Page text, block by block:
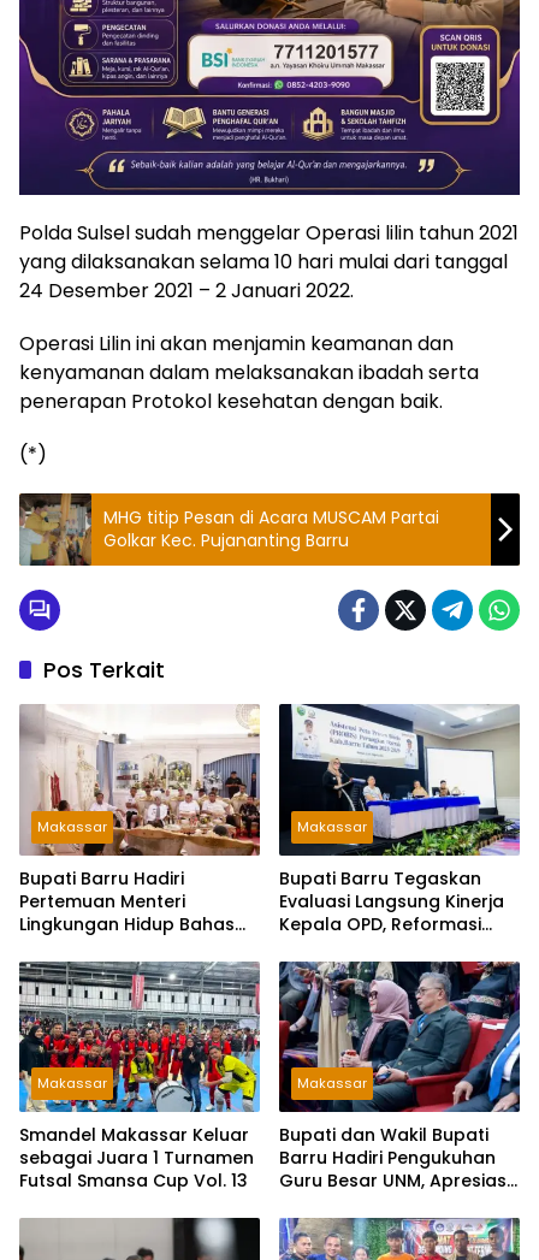
Polda Sulsel sudah menggelar Operasi lilin tahun 2021
yang dilaksanakan selama 10 hari mulai dari tanggal
24 Desember 2021 – 2 Januari 2022.
Operasi Lilin ini akan menjamin keamanan dan
kenyamanan dalam melaksanakan ibadah serta
penerapan Protokol kesehatan dengan baik.
(*)
MHG titip Pesan di Acara MUSCAM Partai
Golkar Kec. Pujananting Barru
Pos Terkait
Makassar
Bupati Barru Hadiri
Pertemuan Menteri
Lingkungan Hidup Bahas
Makassar
Bupati Barru Tegaskan
Evaluasi Langsung Kinerja
Kepala OPD, Reformasi
Makassar
Smandel Makassar Keluar
sebagai Juara 1 Turnamen
Futsal Smansa Cup Vol. 13
Makassar
Bupati dan Wakil Bupati
Barru Hadiri Pengukuhan
Guru Besar UNM, Apresiasi
Hasan